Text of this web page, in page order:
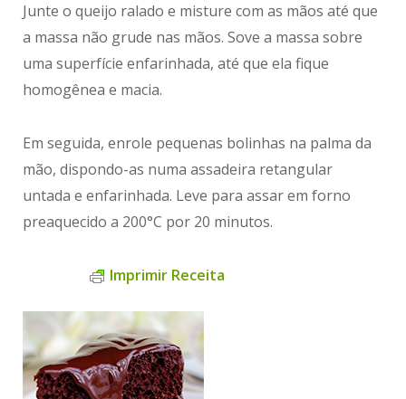
Junte o queijo ralado e misture com as mãos até que
a massa não grude nas mãos. Sove a massa sobre
uma superfície enfarinhada, até que ela fique
homogênea e macia.
Em seguida, enrole pequenas bolinhas na palma da
mão, dispondo-as numa assadeira retangular
untada e enfarinhada. Leve para assar em forno
preaquecido a 200°C por 20 minutos.
Imprimir Receita